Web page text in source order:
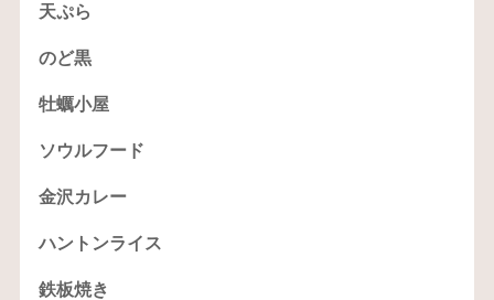
天ぷら
のど黒
牡蠣小屋
ソウルフード
金沢カレー
ハントンライス
鉄板焼き